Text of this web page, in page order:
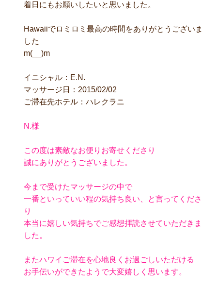
着日にもお願いしたいと思いました。
Hawaiiでロミロミ最高の時間をありがとうございま
した
m(__)m
イニシャル：E.N.
マッサージ日：2015/02/02
ご滞在先ホテル：ハレクラニ
N.様
この度は素敵なお便りお寄せくださり
誠にありがとうございました。
今まで受けたマッサージの中で
一番といっていい程の気持ち良い、と言ってくださ
り
本当に嬉しい気持ちでご感想拝読させていただきま
した。
またハワイご滞在を心地良くお過ごしいただける
お手伝いができたようで大変嬉しく思います。